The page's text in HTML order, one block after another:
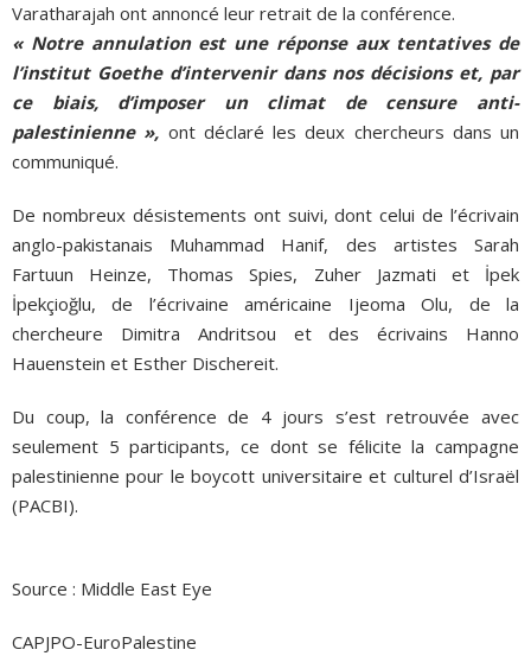
Varatharajah ont annoncé leur retrait de la conférence.
« Notre annulation est une réponse aux tentatives de
l’institut Goethe d’intervenir dans nos décisions et, par
ce biais, d’imposer un climat de censure anti-
palestinienne », ont déclaré les deux chercheurs dans un
communiqué.
De nombreux désistements ont suivi, dont celui de l’écrivain
anglo-pakistanais Muhammad Hanif, des artistes Sarah
Fartuun Heinze, Thomas Spies, Zuher Jazmati et İpek
İpekçioğlu, de l’écrivaine américaine Ijeoma Olu, de la
chercheure Dimitra Andritsou et des écrivains Hanno
Hauenstein et Esther Dischereit.
Du coup, la conférence de 4 jours s’est retrouvée avec
seulement 5 participants, ce dont se félicite la campagne
palestinienne pour le boycott universitaire et culturel d’Israël
(PACBI).
Source : Middle East Eye
CAPJPO-EuroPalestine